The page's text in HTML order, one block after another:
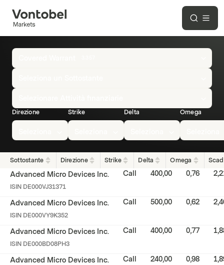
Overview
of
Covered
Direzione Strike Delta Omega
Sottostante Direzione Strike Delta Omega
Advanced Micro Devices Inc.
ISIN DE000VJ31371
Call 400,00 0,76
Advanced Micro Devices Inc.
ISIN DE000VY9K352
Call 500,00 0,62
Advanced Micro Devices Inc.
ISIN DE000BD08PH3
Call 400,00 0,77
Advanced Micro Devices Inc. Call 240,00 0,98